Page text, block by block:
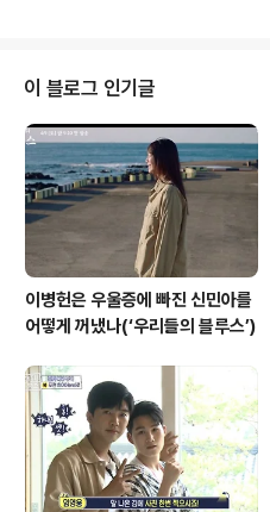
서 난 용서가 안돼. 너희들이 하는 짓이.” 만
로 비행기를 탔다면 어땠을까. 아무 일도
들이 원하는대로 세상은 흘러갔을 게다.
돌린 그는 저들과 맞서려 하고 이 잔혹한 게
한다. 프론트맨의 경고와 기훈의 선전포고.
흐름의 부..
이 블로그 인기글
이병헌은 우울증에 빠진 신민아를
어떻게 꺼냈나(‘우리들의 블루스’)